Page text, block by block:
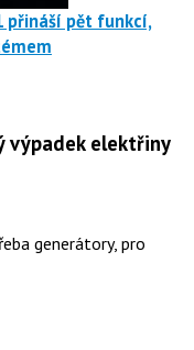
přináší pět funkcí,
výpadek elektřiny
generátory, pro